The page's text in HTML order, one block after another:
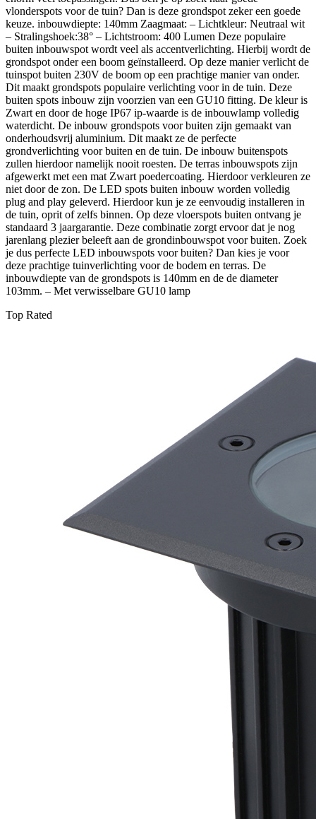
vlonderspots voor de tuin? Dan is deze grondspot zeker een goede
keuze. inbouwdiepte: 140mm Zaagmaat: – Lichtkleur: Neutraal wit
– Stralingshoek:38° – Lichtstroom: 400 Lumen Deze populaire
buiten inbouwspot wordt veel als accentverlichting. Hierbij wordt de
grondspot onder een boom geïnstalleerd. Op deze manier verlicht de
tuinspot buiten 230V de boom op een prachtige manier van onder.
Dit maakt grondspots populaire verlichting voor in de tuin. Deze
buiten spots inbouw zijn voorzien van een GU10 fitting. De kleur is
Zwart en door de hoge IP67 ip-waarde is de inbouwlamp volledig
waterdicht. De inbouw grondspots voor buiten zijn gemaakt van
onderhoudsvrij aluminium. Dit maakt ze de perfecte
grondverlichting voor buiten en de tuin. De inbouw buitenspots
zullen hierdoor namelijk nooit roesten. De terras inbouwspots zijn
afgewerkt met een mat Zwart poedercoating. Hierdoor verkleuren ze
niet door de zon. De LED spots buiten inbouw worden volledig
plug and play geleverd. Hierdoor kun je ze eenvoudig installeren in
de tuin, oprit of zelfs binnen. Op deze vloerspots buiten ontvang je
standaard 3 jaargarantie. Deze combinatie zorgt ervoor dat je nog
jarenlang plezier beleeft aan de grondinbouwspot voor buiten. Zoek
je dus perfecte LED inbouwspots voor buiten? Dan kies je voor
deze prachtige tuinverlichting voor de bodem en terras. De
inbouwdiepte van de grondspots is 140mm en de de diameter
103mm. – Met verwisselbare GU10 lamp
Top Rated